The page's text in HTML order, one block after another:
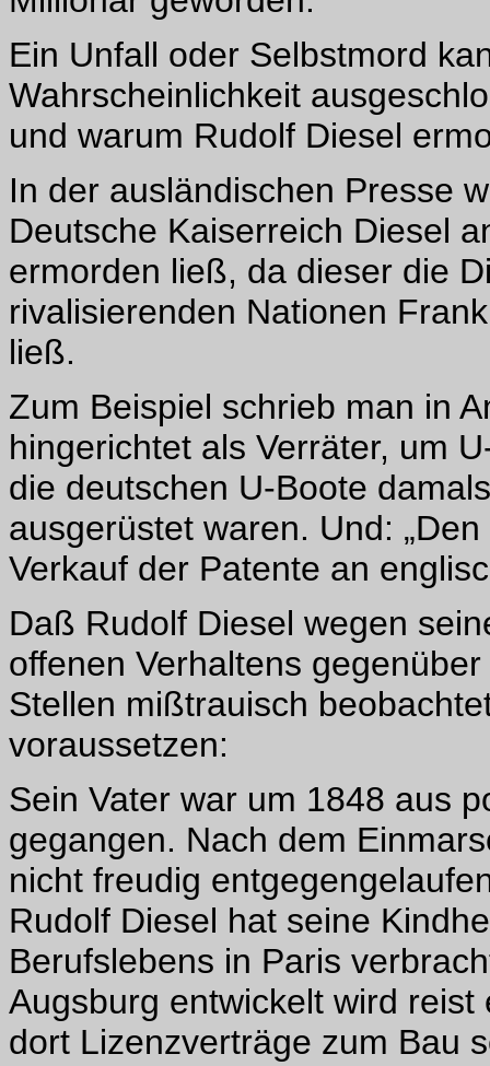
Ein Unfall oder Selbstmord
Wahrscheinlichkeit
und warum Rudolf Diesel
In der ausländischen Presse
Deutsche Kaiserreich Diesel
ermorden ließ, da dieser die
rivalisierenden Nationen
ließ.
Zum Beispiel schrieb man in
hingerichtet als Verräter, um
die deutschen U-Boote
ausgerüstet waren. Und:
Verkauf der Patente an
Daß Rudolf Diesel wegen
offenen Verhaltens
Stellen mißtrauisch
voraussetzen:
Sein Vater war um 1848 aus
gegangen. Nach dem
nicht freudig
Rudolf Diesel hat seine
Berufslebens in Paris
Augsburg entwickelt wird
dort Lizenzverträge zum Bau